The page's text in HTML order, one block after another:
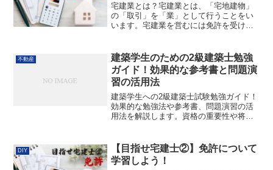
宅建業とは？宅建業とは、「宅地建物」
の「取引」を「業」として行うことをい
います。宅建業を営むには免許を受けな
建物を建てる目的で取引される土地用途
地域内の土地②建物屋根と...
不動産
建築学生のための2級建築士勉強
ガイド！効果的な参考書と問題演
習の活用法
建築学生への2級建築士試験勉強ガイド！
効果的な勉強法や参考書、問題演習の活
用法を解説します。資格の重要性や将来
DIY
【目指せ宅建士②】免許について
学習しよう！